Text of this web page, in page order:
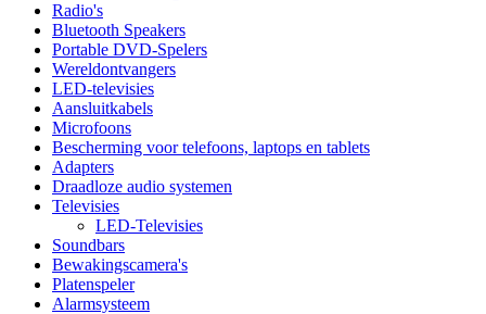
Radio's
Bluetooth Speakers
Portable DVD-Spelers
Wereldontvangers
LED-televisies
Aansluitkabels
Microfoons
Bescherming voor telefoons, laptops en tablets
Adapters
Draadloze audio systemen
Televisies
LED-Televisies
Soundbars
Bewakingscamera's
Platenspeler
Alarmsysteem